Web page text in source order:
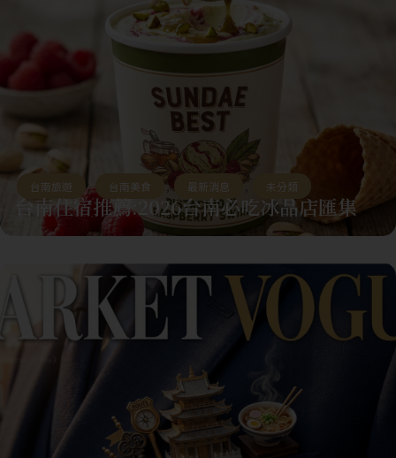
台南旅遊 , 台南美食 , 最新消息 , 未分類
台南住宿推薦:2026台南必吃冰品店匯集